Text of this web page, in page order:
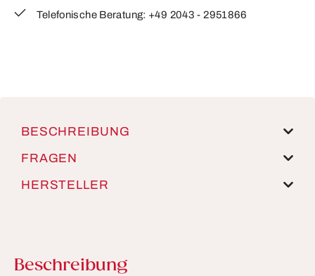
Telefonische Beratung: +49 2043 - 2951866
BESCHREIBUNG
FRAGEN
HERSTELLER
Beschreibung